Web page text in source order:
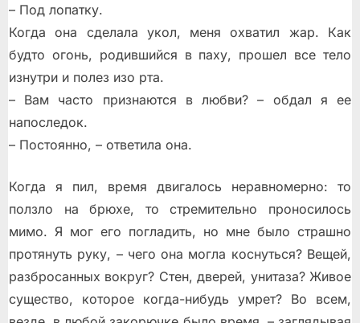
– Под лопатку.
Когда она сделала укол, меня охватил жар. Как
будто огонь, родившийся в паху, прошел все тело
изнутри и полез изо рта.
– Вам часто признаются в любви? – обдал я ее
напоследок.
– Постоянно, – ответила она.
Когда я пил, время двигалось неравномерно: то
ползло на брюхе, то стремительно проносилось
мимо. Я мог его погладить, но мне было страшно
протянуть руку, – чего она могла коснуться? Вещей,
разбросанных вокруг? Стен, дверей, унитаза? Живое
существо, которое когда-нибудь умрет? Во всем,